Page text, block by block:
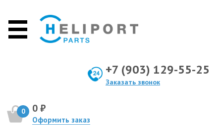
+7 (903) 129-55-25
Заказать звонок
0 0 ₽
Оформить заказ